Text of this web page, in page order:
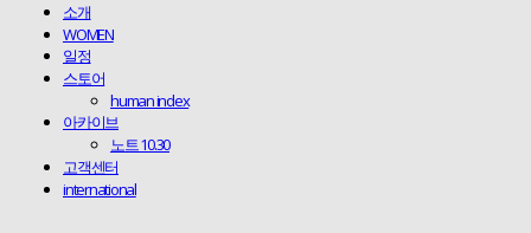
소개
WOMEN
일정
스토어
human index
아카이브
노트 10.30
고객센터
international